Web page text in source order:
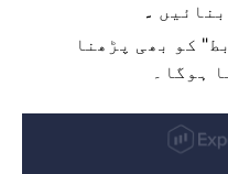
۔
کو بھی پڑھنا
ہوگا۔